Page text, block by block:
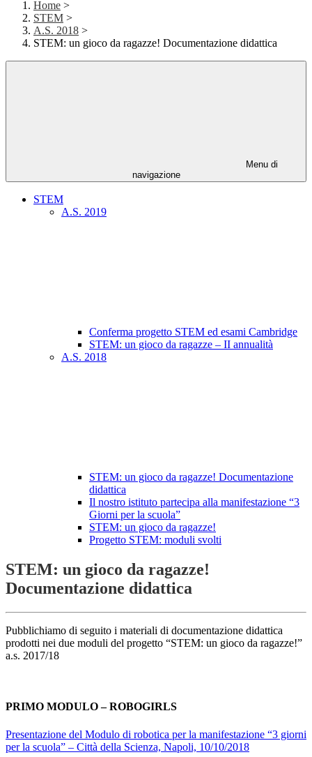
Home >
STEM >
A.S. 2018 >
STEM: un gioco da ragazze! Documentazione didattica
Menu di
navigazione
STEM
A.S. 2019
Conferma progetto STEM ed esami Cambridge
STEM: un gioco da ragazze – II annualità
A.S. 2018
STEM: un gioco da ragazze! Documentazione
didattica
Il nostro istituto partecipa alla manifestazione “3
Giorni per la scuola”
STEM: un gioco da ragazze!
Progetto STEM: moduli svolti
STEM: un gioco da ragazze!
Documentazione didattica
Pubblichiamo di seguito i materiali di documentazione didattica
prodotti nei due moduli del progetto “STEM: un gioco da ragazze!”
a.s. 2017/18
PRIMO MODULO – ROBOGIRLS
Presentazione del Modulo di robotica per la manifestazione “3 giorni
per la scuola” – Città della Scienza, Napoli, 10/10/2018